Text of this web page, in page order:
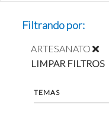
Filtrando por:
ARTESANATO
LIMPAR FILTROS
TEMAS